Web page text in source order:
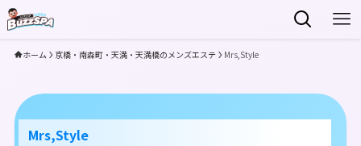
ホーム 京橋・南森町・天満・天満橋のメンズエステ Mrs,Style
Mrs,Style